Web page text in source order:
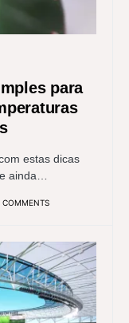
para
estas dicas
ainda…
COMMENTS